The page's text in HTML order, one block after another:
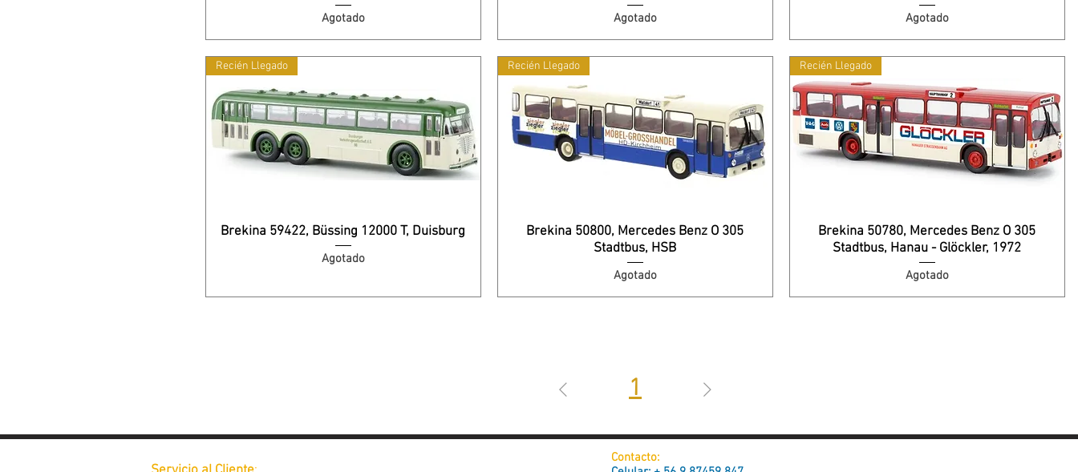
Agotado Agotado Agotado
Recién Llegado
Brekina 59422, Büssing 12000 T, Duisburg
Agotado
Recién Llegado
Brekina 50800, Mercedes Benz O 305
Stadtbus, HSB
Agotado
Recién Llegado
Brekina 50780, Mercedes Benz O 305
Stadtbus, Hanau - Glöckler, 1972
Agotado
1
Contacto: